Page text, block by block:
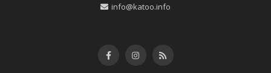
info@katoo.info